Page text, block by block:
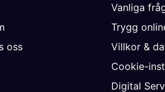
oss
Vanliga
Trygg
Villkor &
Cookie-
Digital